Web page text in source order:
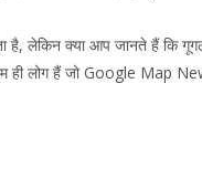
है, लेकिन क्या आप जानते हैं कि
ही लोग हैं जो Google Map